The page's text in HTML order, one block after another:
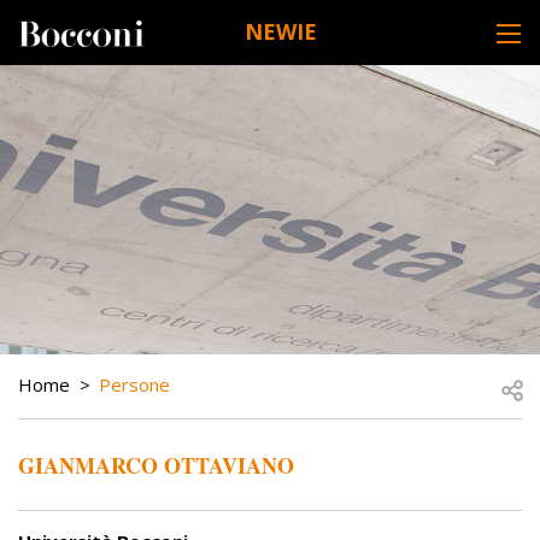
NEWIE
DESK NAVIGATION
BREADCRUMB
Home Persone
GIANMARCO OTTAVIANO